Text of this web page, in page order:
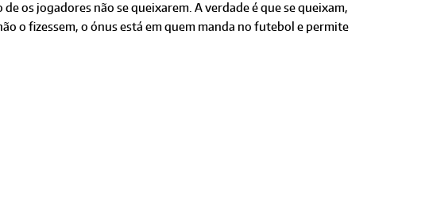
os jogadores não se queixarem. A verdade é que se queixam,
o fizessem, o ónus está em quem manda no futebol e permite